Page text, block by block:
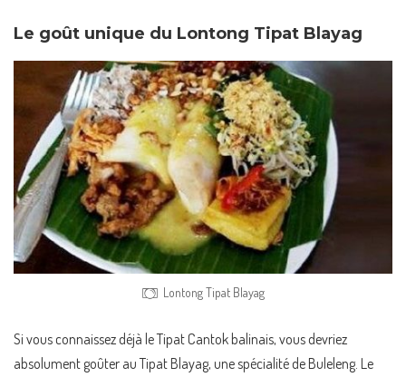
Le goût unique du Lontong Tipat Blayag
Lontong Tipat Blayag
Si vous connaissez déjà le Tipat Cantok balinais, vous devriez
absolument goûter au Tipat Blayag, une spécialité de Buleleng. Le